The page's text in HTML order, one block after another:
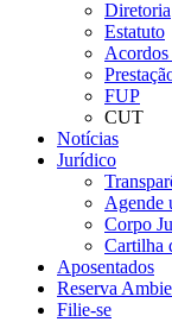
Diretoria
Estatuto
FUP
CUT
Notícias
Jurídico
Agende
Corpo
Cartilha
Aposentados
Reserva
Filie-se